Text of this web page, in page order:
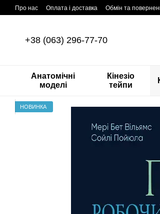
Перейти до основного контенту
Про нас Оплата і доставка Обмін та
+38 (063) 296-77-70
Анатомічні
моделі
Кінезіо
тейпи
НОВИНКА